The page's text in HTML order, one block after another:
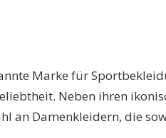
Marke für
Neben ihren
an Damenkleidern, die